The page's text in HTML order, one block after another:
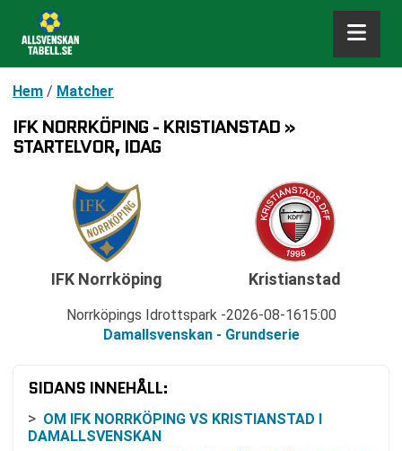
Hem / Matcher
IFK NORRKÖPING - KRISTIANSTAD »
STARTELVOR, IDAG
IFK Norrköping
Norrköpings Idrottspark 2026-08-1615:00
Damallsvenskan - Grundserie
Kristianstad
SIDANS INNEHÅLL:
OM IFK NORRKÖPING VS KRISTIANSTAD I
DAMALLSVENSKAN